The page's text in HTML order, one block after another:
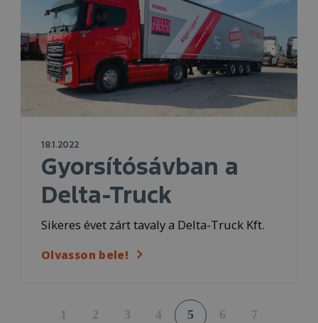
18.1.2022
Gyorsítósávban a
Delta-Truck
Sikeres évet zárt tavaly a Delta-Truck Kft.
Olvasson bele!
1 2 3 4 5 6 7